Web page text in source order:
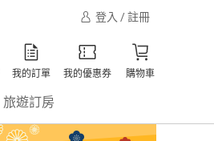
登入 / 註冊
我的訂單 我的優惠券 購物車
旅遊訂房